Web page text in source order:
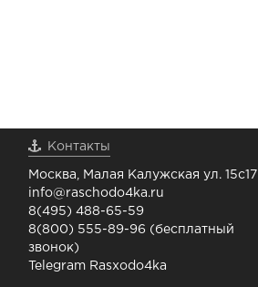
Контакты
Москва, Малая Калужская ул. 15с17
info@raschodo4ka.ru
8(495) 488-65-59
8(800) 555-89-96 (бесплатный
звонок)
Telegram Rasxodo4ka